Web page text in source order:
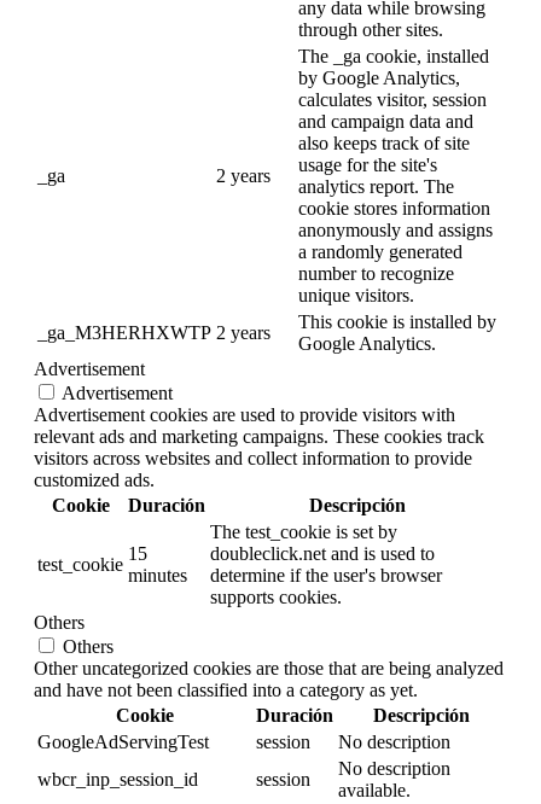
any data while browsing
through other sites.
_ga 2 years
The _ga cookie, installed
by Google Analytics,
calculates visitor, session
and campaign data and
also keeps track of site
usage for the site's
analytics report. The
cookie stores information
anonymously and assigns
a randomly generated
number to recognize
unique visitors.
_ga_M3HERHXWTP 2 years
This cookie is installed by
Google Analytics.
Advertisement
Advertisement
Advertisement cookies are used to provide visitors with
relevant ads and marketing campaigns. These cookies track
visitors across websites and collect information to provide
customized ads.
Cookie
Duración Descripción
test_cookie
15
minutes
The test_cookie is set by
doubleclick.net and is used to
determine if the user's browser
supports cookies.
Others
Others
Other uncategorized cookies are those that are being analyzed
and have not been classified into a category as yet.
Cookie
Duración
Descripción
GoogleAdServingTest
session
No description
wbcr_inp_session_id
session
No description
available.